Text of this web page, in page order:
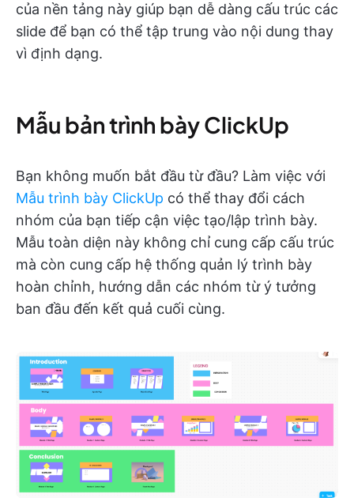
của nền tảng này giúp bạn dễ dàng cấu trúc các
slide để bạn có thể tập trung vào nội dung thay
vì định dạng.
Mẫu bản trình bày ClickUp
Bạn không muốn bắt đầu từ đầu? Làm việc với
Mẫu trình bày ClickUp có thể thay đổi cách
nhóm của bạn tiếp cận việc tạo/lập trình bày.
Mẫu toàn diện này không chỉ cung cấp cấu trúc
mà còn cung cấp hệ thống quản lý trình bày
hoàn chỉnh, hướng dẫn các nhóm từ ý tưởng
ban đầu đến kết quả cuối cùng.